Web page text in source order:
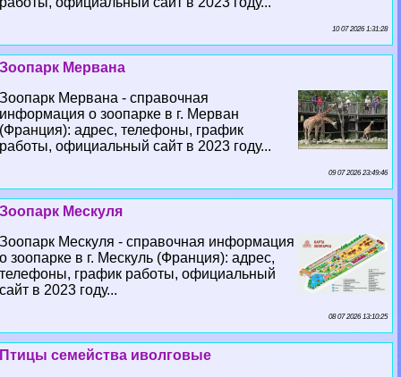
10 07 2026 1:31:28
Зоопарк Мервана
Зоопарк Мервана - справочная
информация о зоопарке в г. Мерван
(Франция): адрес, телефоны, график
работы, официальный сайт в 2023 году...
09 07 2026 23:49:46
Зоопарк Мескуля
Зоопарк Мескуля - справочная информация
о зоопарке в г. Мескуль (Франция): адрес,
телефоны, график работы, официальный
сайт в 2023 году...
08 07 2026 13:10:25
Птицы семейства иволговые